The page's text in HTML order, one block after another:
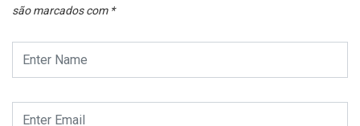
são marcados com *